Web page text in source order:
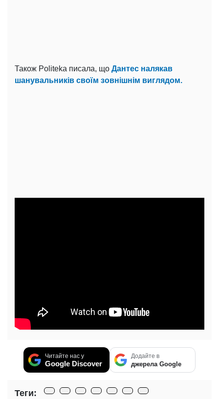
Також Politeka писала, що Дантес налякав
шанувальників своїм зовнішнім виглядом.
Читайте нас у
Google Discover
Додайте в
джерела Google
Теги: